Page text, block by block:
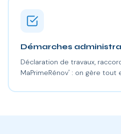
Démarches
Déclaration de travaux,
MaPrimeRénov' : on gère tout